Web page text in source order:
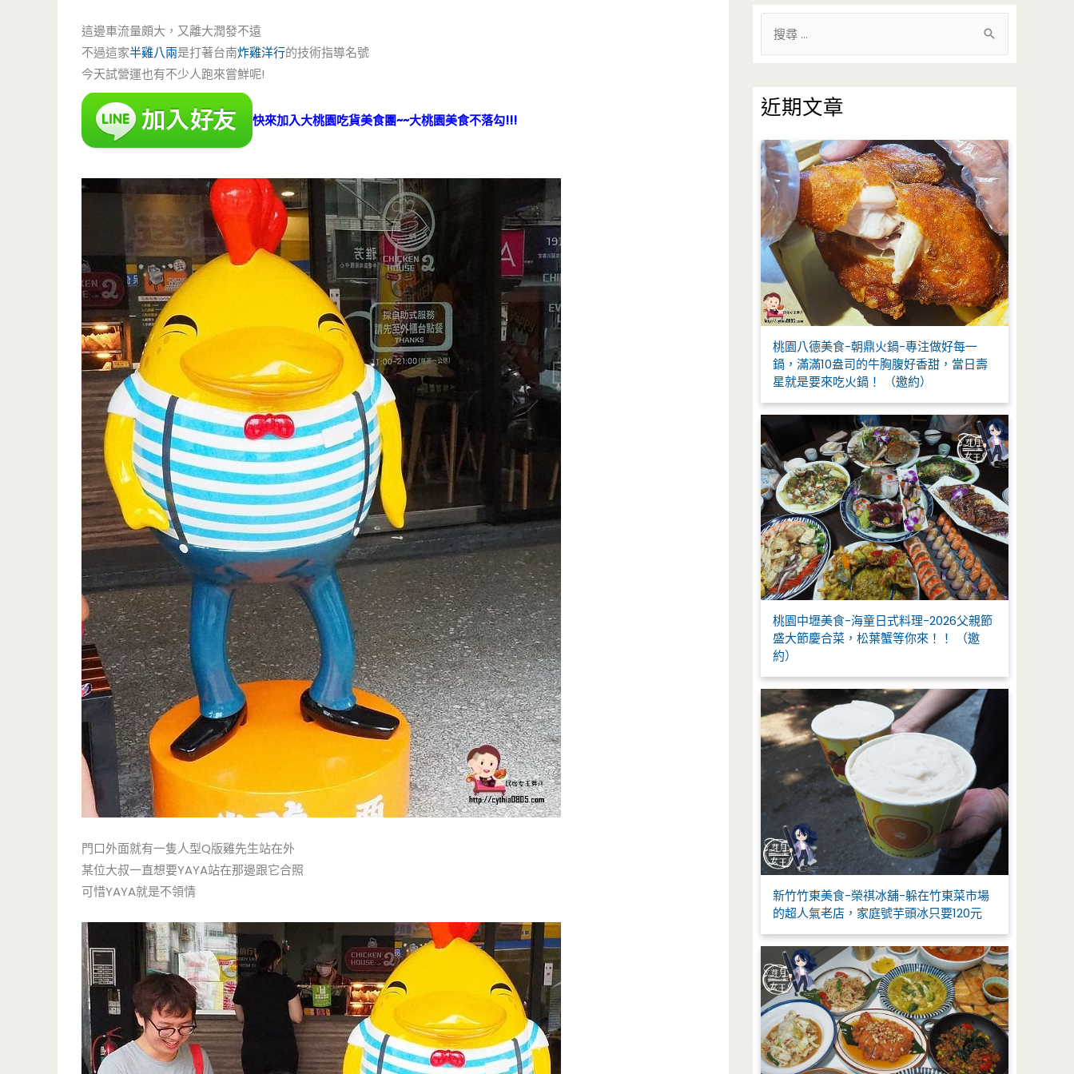
這邊車流量頗大，又離大潤發不遠
不過這家半雞八兩是打著台南炸雞洋行的技術指導名號
今天試營運也有不少人跑來嘗鮮呢!
快來加入大桃園吃貨美食團~~大桃園美食不落勾!!!
門口外面就有一隻人型Q版雞先生站在外
某位大叔一直想要YAYA站在那邊跟它合照
可惜YAYA就是不領情
鍵
字
:
近期文章
桃園八德美食-朝鼎火鍋-專注做好每一
鍋，滿滿10盎司的牛胸腹好香甜，當日壽
星就是要來吃火鍋！ （邀約）
桃園中壢美食-海童日式料理-2026父親節
盛大節慶合菜，松葉蟹等你來！！ （邀
約）
新竹竹東美食-榮祺冰舖-躲在竹東菜市場
的超人氣老店，家庭號芋頭冰只要120元